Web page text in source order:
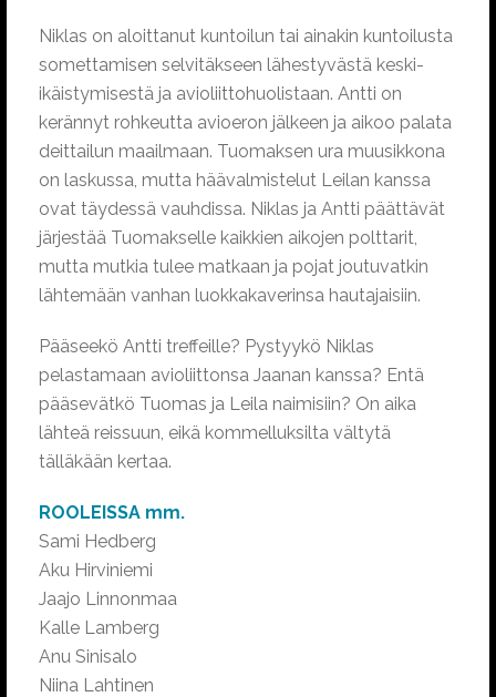
Niklas on aloittanut kuntoilun tai ainakin kuntoilusta
somettamisen selvitäkseen lähestyvästä keski-
ikäistymisestä ja avioliittohuolistaan. Antti on
kerännyt rohkeutta avioeron jälkeen ja aikoo palata
deittailun maailmaan. Tuomaksen ura muusikkona
on laskussa, mutta häävalmistelut Leilan kanssa
ovat täydessä vauhdissa. Niklas ja Antti päättävät
järjestää Tuomakselle kaikkien aikojen polttarit,
mutta mutkia tulee matkaan ja pojat joutuvatkin
lähtemään vanhan luokkakaverinsa hautajaisiin.
Pääseekö Antti treffeille? Pystyykö Niklas
pelastamaan avioliittonsa Jaanan kanssa? Entä
pääsevätkö Tuomas ja Leila naimisiin? On aika
lähteä reissuun, eikä kommelluksilta vältytä
tälläkään kertaa.
ROOLEISSA mm.
Sami Hedberg
Aku Hirviniemi
Jaajo Linnonmaa
Kalle Lamberg
Anu Sinisalo
Niina Lahtinen